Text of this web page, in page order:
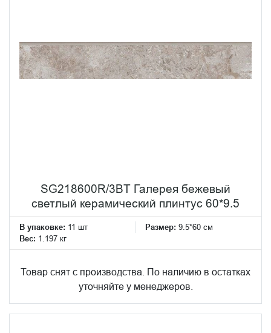
SG218600R/3BT Галерея бежевый
светлый керамический плинтус 60*9.5
В упаковке: 11 шт Размер: 9.5*60 см
Вес: 1.197 кг
Товар снят с производства. По наличию в остатках
уточняйте у менеджеров.